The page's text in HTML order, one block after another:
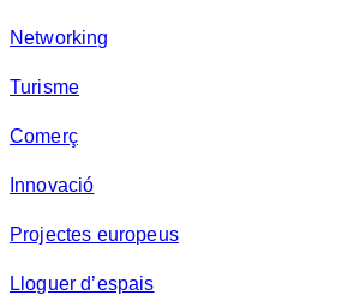
Networking
Turisme
Comerç
Innovació
Projectes europeus
Lloguer d’espais